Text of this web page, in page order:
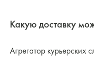
Какую доставку
Агрегатор курьерских